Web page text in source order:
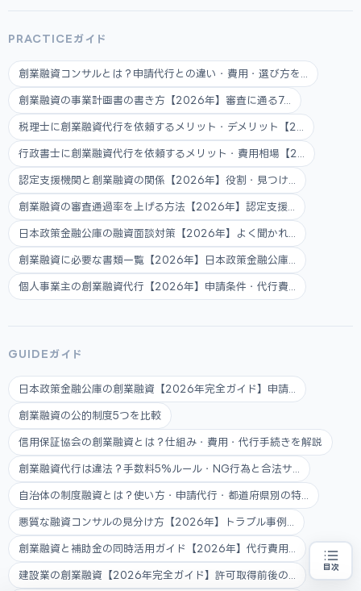
目次
創業融資の代行をお探しの方
専門家に無料相談する
地域・業種から選べる
お近くの専門家を探す
PRACTICEガイド
創業融資コンサルとは？申請代行との違い・費用・選び方を...
創業融資の事業計画書の書き方【2026年】審査に通る7...
税理士に創業融資代行を依頼するメリット・デメリット【2...
行政書士に創業融資代行を依頼するメリット・費用相場【2...
認定支援機関と創業融資の関係【2026年】役割・見つけ...
創業融資の審査通過率を上げる方法【2026年】認定支援...
日本政策金融公庫の融資面談対策【2026年】よく聞かれ...
創業融資に必要な書類一覧【2026年】日本政策金融公庫...
個人事業主の創業融資代行【2026年】申請条件・代行費...
GUIDEガイド
日本政策金融公庫の創業融資【2026年完全ガイド】申請...
創業融資の公的制度5つを比較
信用保証協会の創業融資とは？仕組み・費用・代行手続きを解説
創業融資代行は違法？手数料5%ルール・NG行為と合法サ...
自治体の制度融資とは？使い方・申請代行・都道府県別の特...
悪質な融資コンサルの見分け方【2026年】トラブル事例...
創業融資と補助金の同時活用ガイド【2026年】代行費用...
建設業の創業融資【2026年完全ガイド】許可取得前後の...